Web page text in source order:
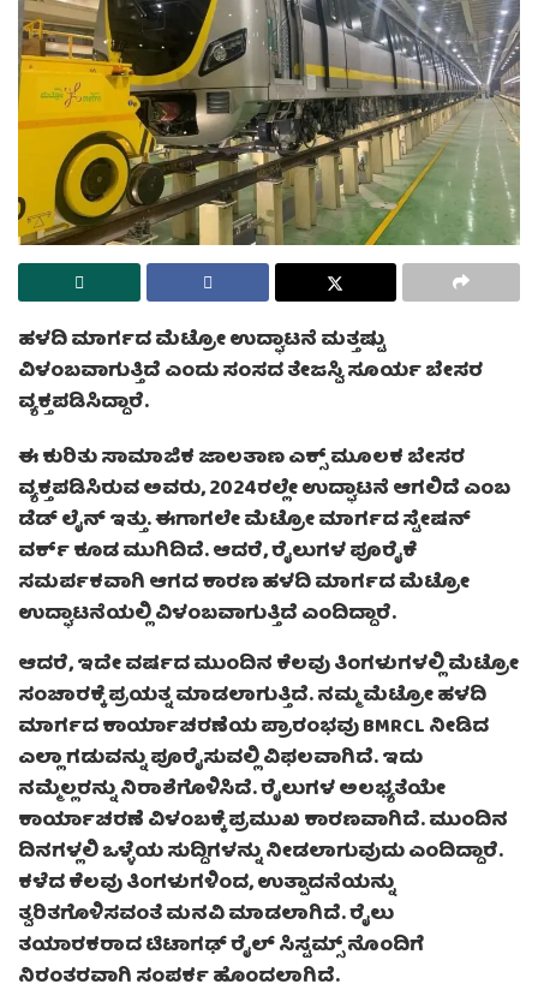
ಹಳದಿ ಮಾರ್ಗದ ಮೆಟ್ರೋ ಉದ್ಘಾಟನೆ ಮತ್ತಷ್ಟು
ವಿಳಂಬವಾಗುತ್ತಿದೆ ಎಂದು ಸಂಸದ ತೇಜಸ್ವಿ ಸೂರ್ಯ ಬೇಸರ
ವ್ಯಕ್ತಪಡಿಸಿದ್ದಾರೆ.
ಈ ಕುರಿತು ಸಾಮಾಜಿಕ ಜಾಲತಾಣ ಎಕ್ಸ್ ಮೂಲಕ ಬೇಸರ
ವ್ಯಕ್ತಪಡಿಸಿರುವ ಅವರು, 2024ರಲ್ಲೇ ಉದ್ಘಾಟನೆ ಆಗಲಿದೆ ಎಂಬ
ಡೆಡ್ ಲೈನ್ ಇತ್ತು. ಈಗಾಗಲೇ ಮೆಟ್ರೋ ಮಾರ್ಗದ ಸ್ಟೇಷನ್
ವರ್ಕ್ ಕೂಡ ಮುಗಿದಿದೆ. ಆದರೆ, ರೈಲುಗಳ ಪೂರೈಕೆ
ಸಮರ್ಪಕವಾಗಿ ಆಗದ ಕಾರಣ ಹಳದಿ ಮಾರ್ಗದ ಮೆಟ್ರೋ
ಉದ್ಘಾಟನೆಯಲ್ಲಿ ವಿಳಂಬವಾಗುತ್ತಿದೆ ಎಂದಿದ್ದಾರೆ.
ಆದರೆ, ಇದೇ ವರ್ಷದ ಮುಂದಿನ ಕೆಲವು ತಿಂಗಳುಗಳಲ್ಲಿ ಮೆಟ್ರೋ
ಸಂಚಾರಕ್ಕೆ ಪ್ರಯತ್ನ ಮಾಡಲಾಗುತ್ತಿದೆ. ನಮ್ಮ ಮೆಟ್ರೋ ಹಳದಿ
ಮಾರ್ಗದ ಕಾರ್ಯಾಚರಣೆಯ ಪ್ರಾರಂಭವು BMRCL ನೀಡಿದ
ಎಲ್ಲಾ ಗಡುವನ್ನು ಪೂರೈಸುವಲ್ಲಿ ವಿಫಲವಾಗಿದೆ. ಇದು
ನಮ್ಮೆಲ್ಲರನ್ನು ನಿರಾಶೆಗೊಳಿಸಿದೆ. ರೈಲುಗಳ ಅಲಭ್ಯತೆಯೇ
ಕಾರ್ಯಾಚರಣೆ ವಿಳಂಬಕ್ಕೆ ಪ್ರಮುಖ ಕಾರಣವಾಗಿದೆ. ಮುಂದಿನ
ದಿನಗಳ್ಲಲಿ ಒಳ್ಳೆಯ ಸುದ್ದಿಗಳನ್ನು ನೀಡಲಾಗುವುದು ಎಂದಿದ್ದಾರೆ.
ಕಳೆದ ಕೆಲವು ತಿಂಗಳುಗಳಿಂದ, ಉತ್ಪಾದನೆಯನ್ನು
ತ್ವರಿತಗೊಳಿಸವಂತೆ ಮನವಿ ಮಾಡಲಾಗಿದೆ. ರೈಲು
ತಯಾರಕರಾದ ಟಿಟಾಗಢ್ ರೈಲ್ ಸಿಸ್ಟಮ್ಸ್‌ ನೊಂದಿಗೆ
ನಿರಂತರವಾಗಿ ಸಂಪರ್ಕ ಹೊಂದಲಾಗಿದೆ.